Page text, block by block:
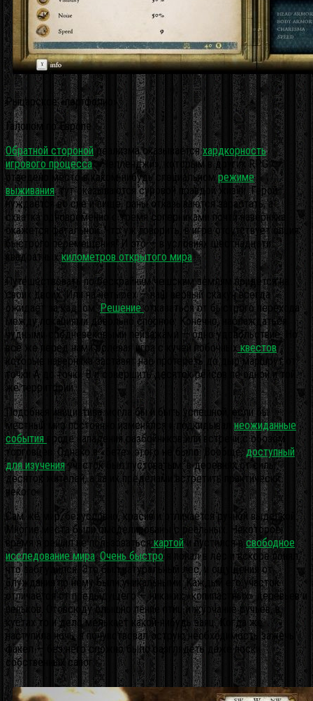
Рыцарское «портфолио».
Галопом по Европе
Обратной сторонойреализма оказываетсяхардкорность
игрового процесса. «Челленджи», которым в других RPG
отведено место в каком-нибудь специальномрежиме
выживания, тут оказываются суровой правдой жизни. Герой
нуждается во сне и пище, раны отказываются зарастать, а
схватка одновременно с тремя соперниками почти наверняка
окажется фатальной. Что уж говорить, в игре отсутствует опция
быстрого перемещения! И это — в условиях шестнадцати
квадратныхкилометров открытого мира!
Путешествовать по бескрайним чешским землям придётся на
своих двоих. Или на четырёх — наш верный скакун всегда
ожидает за кадром.Решениеотказаться от быстрого перехода
между локациями довольно спорное. Конечно, наслаждаться
чудными средневековыми пейзажами — одно удовольствие. Но
всё же перед нами ролевая игра с кучей побочныхквестов
которые наверняка заставят нас протереть до дыр маршрут от
точки А до точки B и совершить десяток рейсов по одной и той
же территории.
Подобная инициатива могла бы и быть успешной, если бы
местный мир постоянно изменялся и подкидывалнеожиданные
события
вроде нападения разбойников или встречи с обозом
торговцев. Однако в «бете» этого не было. Вообще,доступный
для изученияучасток был пустоватым: в деревнях от силы
десяток жителей, а за их пределами встретить практически
некого.
Сам же мир, безусловно, красив и отличается ручной выделкой.
Многие места были смоделированы с реальных. Некоторое
время я решил не пользоватьсякартойи пустился всвободное
исследование мира.Очень быстро я попал в лес и вскоре понял,
что заблудился. Это был натуральный лес, и ощущения от
блуждания по нему были уникальными. Каждый его участок
отличается от предыдущего — никаких «копипастных» деревьев и
пеньков. Отовсюду слышно пение птиц и журчание ручьёв, в
кустах то и дело мелькает какой-нибудь заяц. Когда же
наступила ночь, я почувствовал острую необходимость зажечь
факел — без него сложно было разглядеть даже носки
собственных сапог.